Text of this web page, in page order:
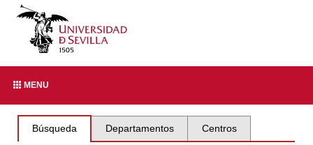
MENU
Búsqueda Departamentos Centros